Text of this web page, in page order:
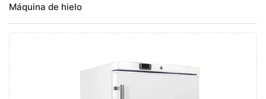
Máquina de hielo